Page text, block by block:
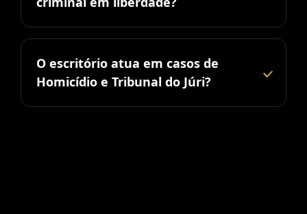
O escritório atua em casos de
Homicídio e Tribunal do Júri?